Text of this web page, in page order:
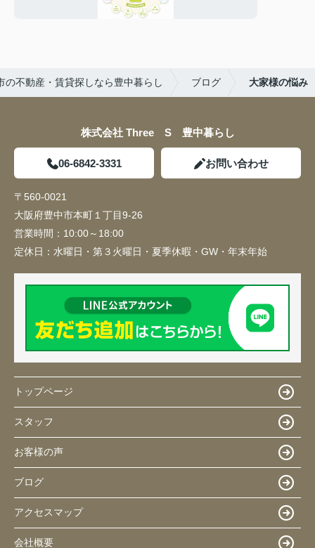
の不動産・賃貸探しなら豊中暮らし ブログ 大家様の悩み
株式会社 Three S 豊中暮らし
06-6842-3331 お問い合わせ
〒560-0021
大阪府豊中市本町１丁目9-26
営業時間： 10:00～18:00
定休日： 水曜日・第３火曜日・夏季休暇・GW・年末年始
トップページ
スタッフ
お客様の声
ブログ
アクセスマップ
会社概要